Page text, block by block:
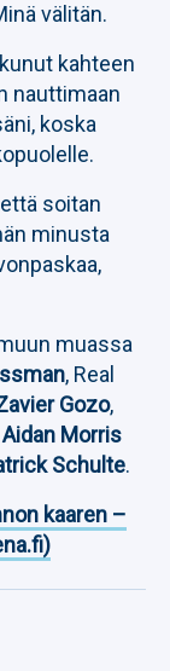
välitän.
kahteen
nauttimaan
koska
soitan
minusta
muassa
, Real
Gozo,
Aidan Morris
Schulte.
kaaren –